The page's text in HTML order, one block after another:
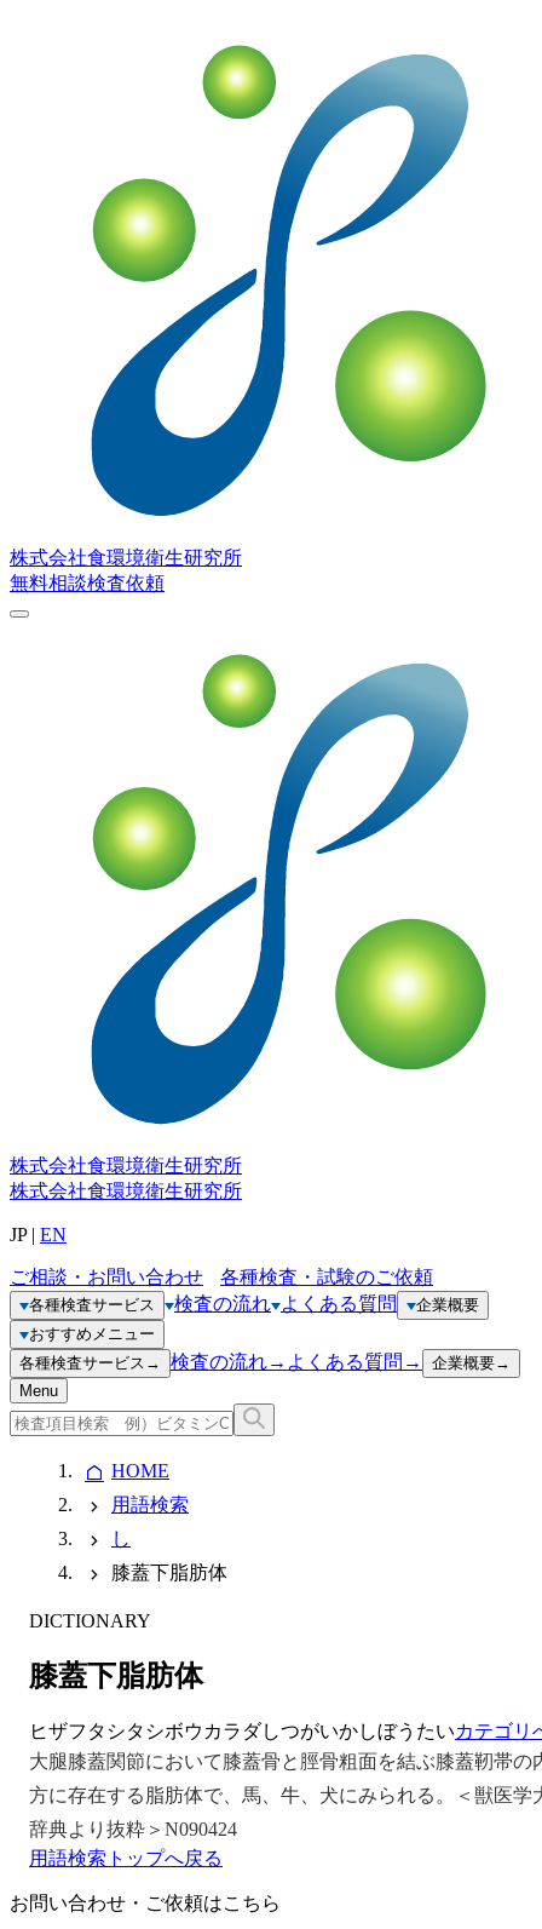
株式会社食環境衛生研究所
無料相談検査依頼
株式会社食環境衛生研究所
株式会社食環境衛生研究所
JP| EN
ご相談・お問い合わせ 各種検査・試験のご依頼
各種検査サービス 検査の流れ よくある質問
企業概要
おすすめメニュー
各種検査サービス → 検査の流れ→ よくある質問 → 企業概要→
Menu
HOME
用語検索
し
膝蓋下脂肪体
DICTIONARY
膝蓋下脂肪体
ヒザフタシタシボウカラダしつがいかしぼうたいカテゴリ
大腿膝蓋関節において膝蓋骨と脛骨粗面を結ぶ膝蓋靭帯の
方に存在する脂肪体で、馬、牛、犬にみられる。＜獣医学
辞典より抜粋＞N090424
用語検索トップへ戻る
お問い合わせ・ご依頼はこちら